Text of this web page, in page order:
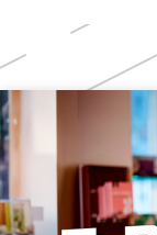
Weitere
Themen